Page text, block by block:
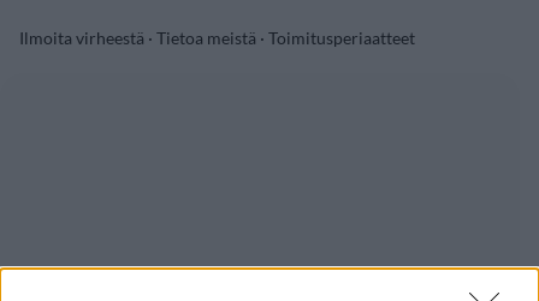
Ilmoita virheestä · Tietoa meistä · Toimitusperiaatteet